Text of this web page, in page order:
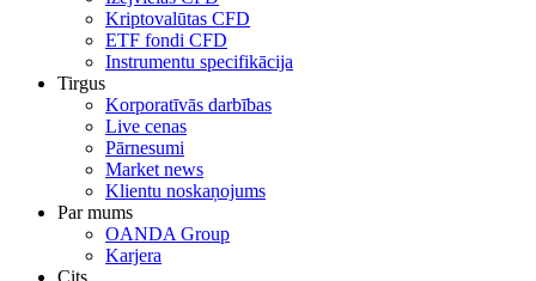
Kriptovalūtas CFD
ETF fondi CFD
Instrumentu specifikācija
Tirgus
Korporatīvās darbības
Live cenas
Pārnesumi
Market news
Klientu noskaņojums
Par mums
OANDA Group
Karjera
Cits